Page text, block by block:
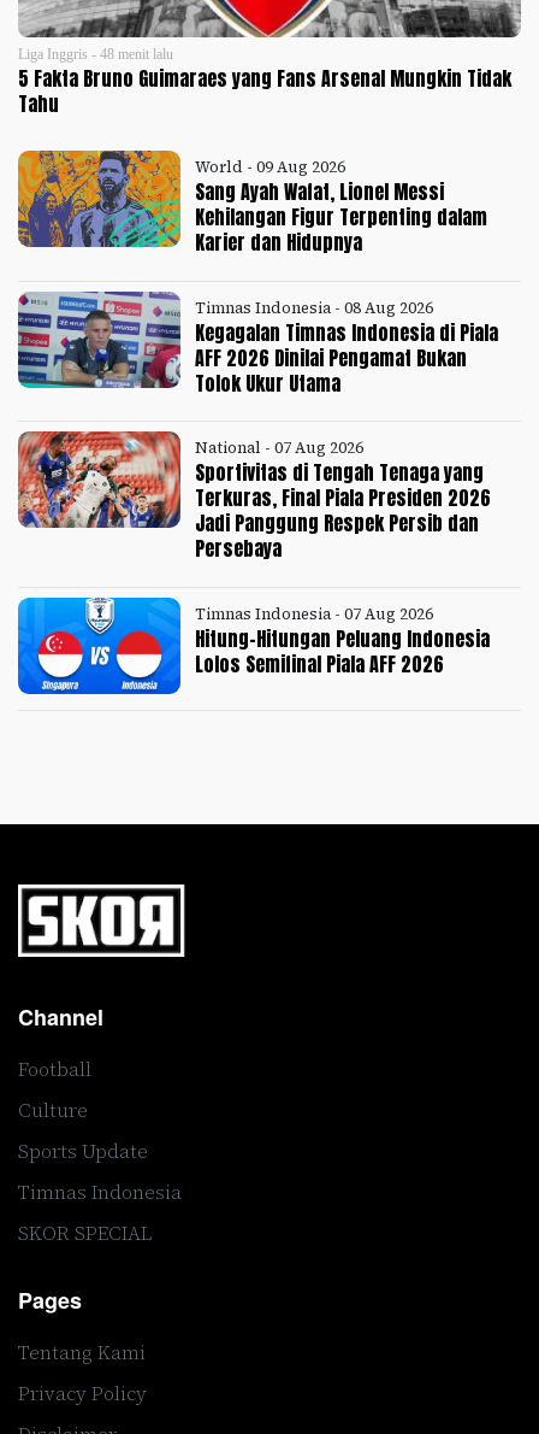
Liga Inggris - 48 menit lalu
5 Fakta Bruno Guimaraes yang Fans Arsenal Mungkin Tidak
Tahu
World - 09 Aug 2026
Sang Ayah Wafat, Lionel Messi
Kehilangan Figur Terpenting dalam
Karier dan Hidupnya
Timnas Indonesia - 08 Aug 2026
Kegagalan Timnas Indonesia di Piala
AFF 2026 Dinilai Pengamat Bukan
Tolok Ukur Utama
National - 07 Aug 2026
Sportivitas di Tengah Tenaga yang
Terkuras, Final Piala Presiden 2026
Jadi Panggung Respek Persib dan
Persebaya
Timnas Indonesia - 07 Aug 2026
Hitung-Hitungan Peluang Indonesia
Lolos Semifinal Piala AFF 2026
Channel
Football
Culture
Sports Update
Timnas Indonesia
SKOR SPECIAL
Pages
Tentang Kami
Privacy Policy